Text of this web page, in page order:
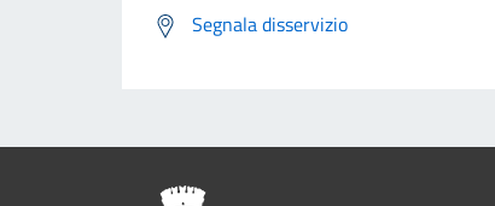
Segnala disservizio